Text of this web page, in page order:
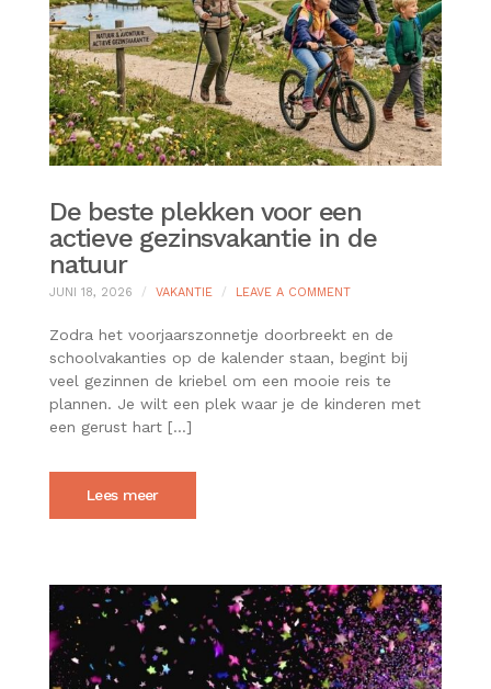
De beste plekken voor een
actieve gezinsvakantie in de
natuur
JUNI 18, 2026 VAKANTIE LEAVE A COMMENTON
BESTE
VOOR
EEN
ACTIEVE
Zodra het voorjaarszonnetje doorbreekt en de
schoolvakanties op de kalender staan, begint bij
veel gezinnen de kriebel om een mooie reis te
plannen. Je wilt een plek waar je de kinderen met
een gerust hart […]
Lees meer